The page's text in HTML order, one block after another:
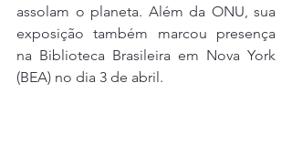
assolam o planeta. Além da ONU, sua
exposição também marcou presença
na Biblioteca Brasileira em Nova York
(BEA) no dia 3 de abril.